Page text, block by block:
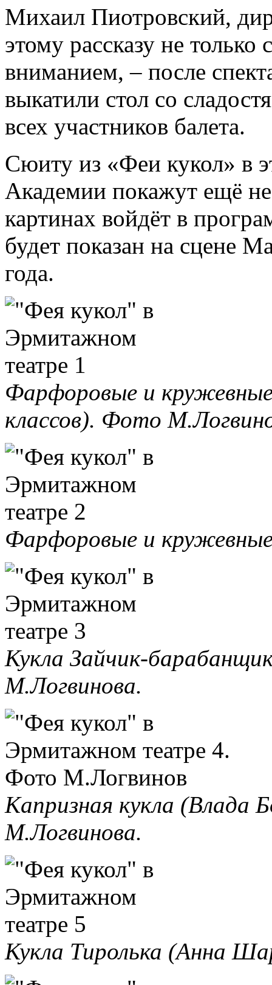
Михаил Пиотровский,
этому рассказу не
вниманием, ­– после
выкатили стол со
всех участников балета.
Сюиту из «Феи кукол» в
Академии покажут ещё
картинах войдёт в
будет показан на сцене
года.
Фарфоровые и
классов). Фото
Фарфоровые и
Кукла Зайчик-
М.Логвинова.
Капризная кукла (Влада
М.Логвинова.
Кукла Тиролька (Анна